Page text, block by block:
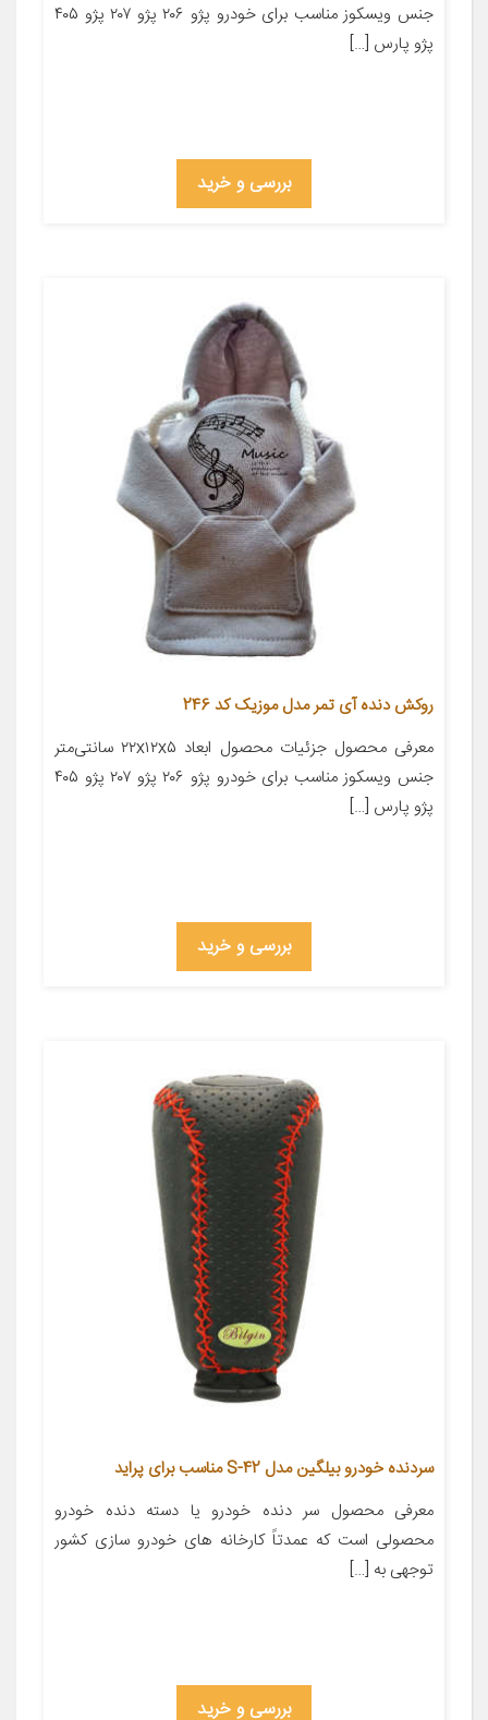
جنس ویسکوز مناسب برای خودرو پژو ۲۰۶ پژو ۲۰۷ پژو ۴۰۵
پژو پارس […]
بررسی و خرید
روکش دنده آی تمر مدل موزیک کد 246
معرفی محصول جزئیات محصول ابعاد ۲۲x۱۲x۵ سانتی‌متر
جنس ویسکوز مناسب برای خودرو پژو ۲۰۶ پژو ۲۰۷ پژو ۴۰۵
پژو پارس […]
بررسی و خرید
سردنده خودرو بیلگین مدل S-42 مناسب برای پراید
معرفی محصول سر دنده خودرو یا دسته دنده خودرو
محصولی است که عمدتاً کارخانه های خودرو سازی کشور
توجهی به […]
بررسی و خرید